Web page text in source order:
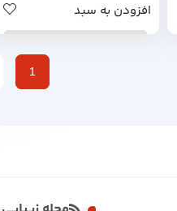
افزودن به سبد
1